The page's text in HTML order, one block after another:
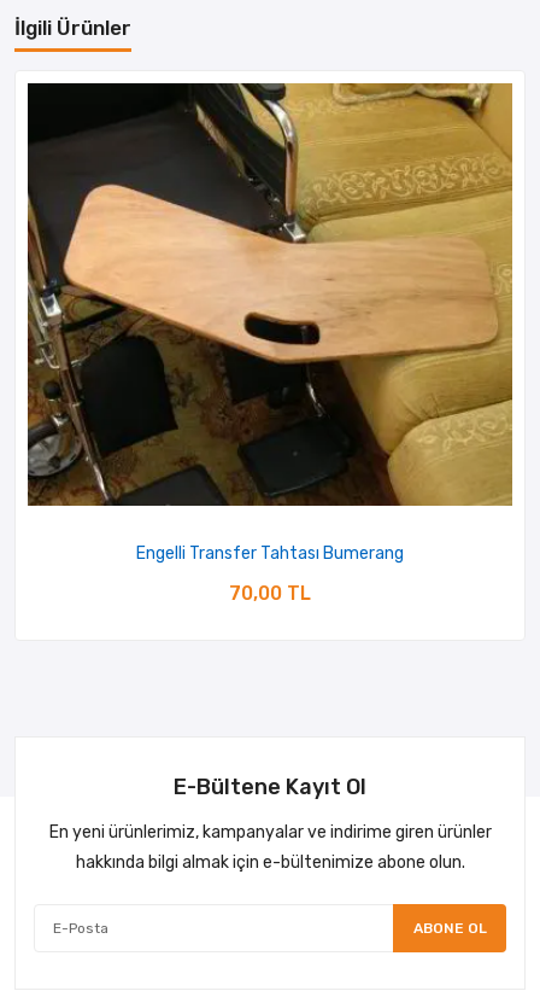
İlgili Ürünler
Engelli Transfer Tahtası Bumerang
70,00 TL
E-Bültene Kayıt Ol
En yeni ürünlerimiz, kampanyalar ve indirime giren ürünler
hakkında bilgi almak için e-bültenimize abone olun.
ABONE OL